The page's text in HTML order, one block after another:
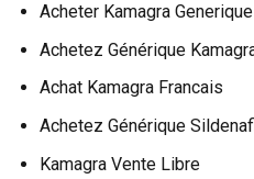
Acheter Kamagra
Achetez Générique
Achat Kamagra Francais
Achetez Générique
Kamagra Vente Libre